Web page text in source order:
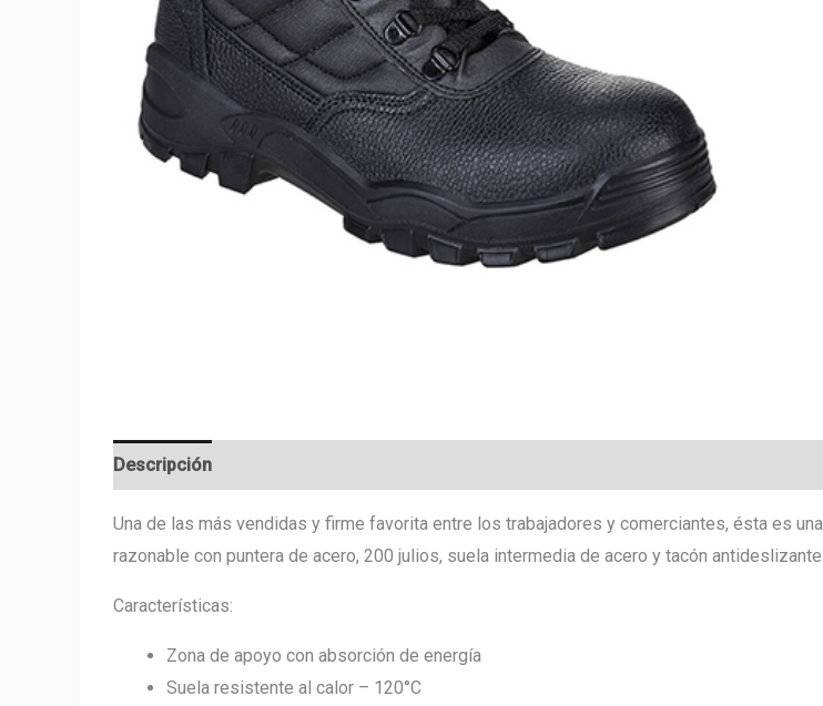
Descripción
Una de las más vendidas y firme favorita entre los trabajadores y comerciantes, ésta es
razonable con puntera de acero, 200 julios, suela intermedia de acero y tacón
Características:
Zona de apoyo con absorción de energía
Suela resistente al calor – 120°C